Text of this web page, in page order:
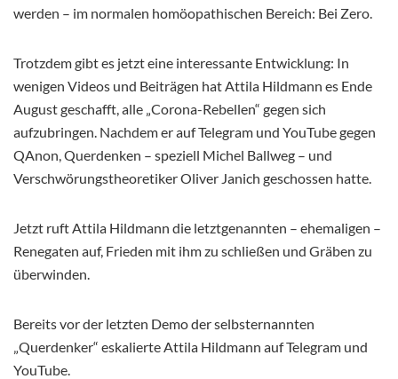
werden – im normalen homöopathischen Bereich: Bei Zero.
Trotzdem gibt es jetzt eine interessante Entwicklung: In
wenigen Videos und Beiträgen hat Attila Hildmann es Ende
August geschafft, alle „Corona-Rebellen“ gegen sich
aufzubringen. Nachdem er auf Telegram und YouTube gegen
QAnon, Querdenken – speziell Michel Ballweg – und
Verschwörungstheoretiker Oliver Janich geschossen hatte.
Jetzt ruft Attila Hildmann die letztgenannten – ehemaligen –
Renegaten auf, Frieden mit ihm zu schließen und Gräben zu
überwinden.
Bereits vor der letzten Demo der selbsternannten
„Querdenker“ eskalierte Attila Hildmann auf Telegram und
YouTube.